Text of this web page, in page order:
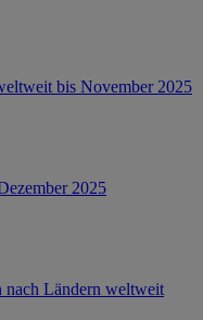
bis November 2025
2025
Ländern weltweit